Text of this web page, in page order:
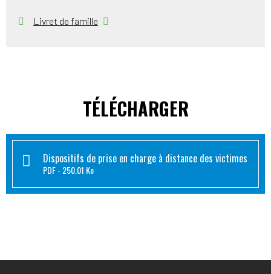
Livret de famille
TÉLÉCHARGER
Dispositifs de prise en charge à distance des victimes
PDF 250.01 Ko